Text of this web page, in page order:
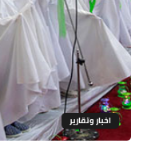
اخبار وتقارير